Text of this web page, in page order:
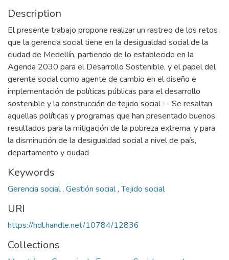
Description
El presente trabajo propone realizar un rastreo de los retos
que la gerencia social tiene en la desigualdad social de la
ciudad de Medellín, partiendo de lo establecido en la
Agenda 2030 para el Desarrollo Sostenible, y el papel del
gerente social como agente de cambio en el diseño e
implementación de políticas públicas para el desarrollo
sostenible y la construcción de tejido social -- Se resaltan
aquellas políticas y programas que han presentado buenos
resultados para la mitigación de la pobreza extrema, y para
la disminución de la desigualdad social a nivel de país,
departamento y ciudad
Keywords
Gerencia social, Gestión social,Tejido social
URI
https://hdl.handle.net/10784/12836
Collections